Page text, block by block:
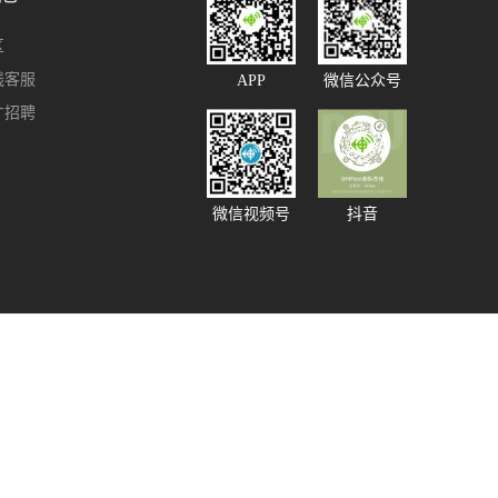
客服
招聘
APP 微信公众号
微信视频号 抖音